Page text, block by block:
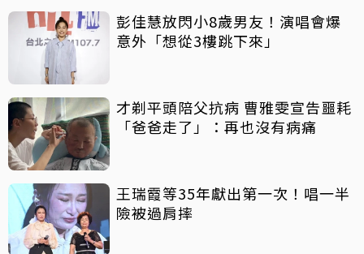
彭佳慧放閃小8歲男友！演唱會爆
意外「想從3樓跳下來」
才剃平頭陪父抗病 曹雅雯宣告噩耗
「爸爸走了」：再也沒有病痛
王瑞霞等35年獻出第一次！唱一半
險被過肩摔